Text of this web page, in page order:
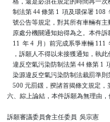
格，還是必須在規定的時間再一
制法第 44 條第 1  項及環保署
號公告等規定，對其所有車輛有
原處分機關通知始得為之。本件
11  年 4  月）前完成系爭車輛
，訴願人不得以未接獲通知，執
違反空氣污染防制法第 44 條第 1
染源違反空氣污染防制法裁罰準則
500 元罰鍰，揆諸首揭條文規定
六、綜上論結，本件訴願為無理由，
訴願審議委員會主任委員  吳宗憲